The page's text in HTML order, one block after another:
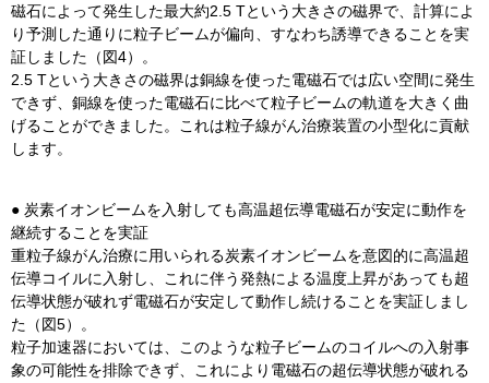
磁石によって発生した最大約2.5 Tという大きさの磁界で、計算によ
り予測した通りに粒子ビームが偏向、すなわち誘導できることを実
証しました（図4）。
2.5 Tという大きさの磁界は銅線を使った電磁石では広い空間に発生
できず、銅線を使った電磁石に比べて粒子ビームの軌道を大きく曲
げることができました。これは粒子線がん治療装置の小型化に貢献
します。
● 炭素イオンビームを入射しても高温超伝導電磁石が安定に動作を
継続することを実証
重粒子線がん治療に用いられる炭素イオンビームを意図的に高温超
伝導コイルに入射し、これに伴う発熱による温度上昇があっても超
伝導状態が破れず電磁石が安定して動作し続けることを実証しまし
た（図5）。
粒子加速器においては、このような粒子ビームのコイルへの入射事
象の可能性を排除できず、これにより電磁石の超伝導状態が破れる